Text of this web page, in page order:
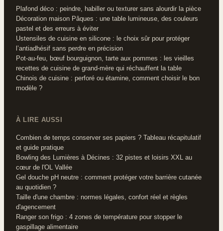
Plafond déco : peindre, habiller ou texturer sans alourdir la pièce
Décoration maison Pâques : une table lumineuse, des couleurs
pastel et des erreurs à éviter
Ustensiles de cuisine en silicone : le choix sûr pour protéger
l’antiadhésif sans perdre en précision
Pot-au-feu, bœuf bourguignon, tarte aux pommes : les vieilles
recettes de cuisine de grand-mère qui réchauffent la table
Chinois de cuisine : perforé ou étamine, comment choisir le bon
modèle ?
À LIRE AUSSI
Combien de temps conserver ses papiers ? Tableau récapitulatif
et guide pratique
Bowling des Lumières à Décines : 32 pistes et loisirs XXL au
cœur de l'OL Vallée
Gel douche pH neutre : comment protéger votre barrière cutanée
au quotidien ?
Taille d'une chambre : normes légales, confort réel et règles
d'agencement
Ranger son frigo : 4 zones de température pour stopper le
gaspillage alimentaire